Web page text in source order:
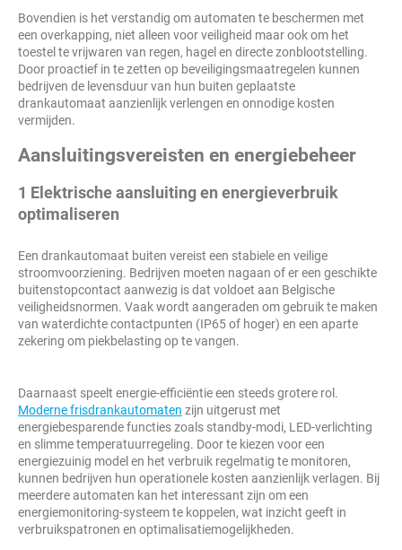
Bovendien is het verstandig om automaten te beschermen met
een overkapping, niet alleen voor veiligheid maar ook om het
toestel te vrijwaren van regen, hagel en directe zonblootstelling.
Door proactief in te zetten op beveiligingsmaatregelen kunnen
bedrijven de levensduur van hun buiten geplaatste
drankautomaat aanzienlijk verlengen en onnodige kosten
vermijden.
Aansluitingsvereisten en energiebeheer
1 Elektrische aansluiting en energieverbruik
optimaliseren
Een drankautomaat buiten vereist een stabiele en veilige
stroomvoorziening. Bedrijven moeten nagaan of er een geschikte
buitenstopcontact aanwezig is dat voldoet aan Belgische
veiligheidsnormen. Vaak wordt aangeraden om gebruik te maken
van waterdichte contactpunten (IP65 of hoger) en een aparte
zekering om piekbelasting op te vangen.
Daarnaast speelt energie-efficiëntie een steeds grotere rol.
Moderne frisdrankautomaten zijn uitgerust met
energiebesparende functies zoals standby-modi, LED-verlichting
en slimme temperatuurregeling. Door te kiezen voor een
energiezuinig model en het verbruik regelmatig te monitoren,
kunnen bedrijven hun operationele kosten aanzienlijk verlagen. Bij
meerdere automaten kan het interessant zijn om een
energiemonitoring-systeem te koppelen, wat inzicht geeft in
verbruikspatronen en optimalisatiemogelijkheden.